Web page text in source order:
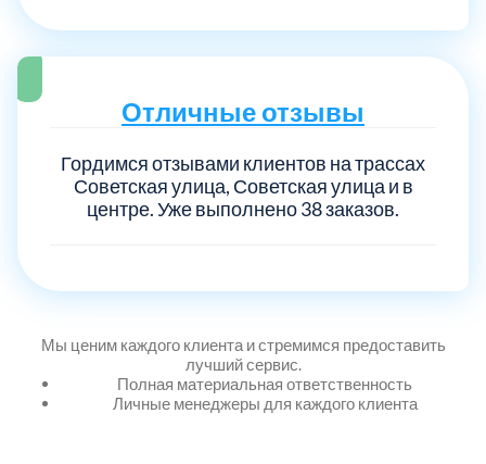
Отличные отзывы
Гордимся отзывами клиентов на трассах
Советская улица, Советская улица и в
центре. Уже выполнено 38 заказов.
Мы ценим каждого клиента и стремимся предоставить
лучший сервис.
Полная материальная ответственность
Личные менеджеры для каждого клиента
Выберите город: